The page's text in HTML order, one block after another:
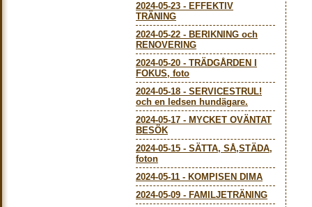
2024-05-23 - EFFEKTIV
TRÄNING
2024-05-22 - BERIKNING och
RENOVERING
2024-05-20 - TRÄDGÅRDEN I
FOKUS, foto
2024-05-18 - SERVICESTRUL!
och en ledsen hundägare.
2024-05-17 - MYCKET OVÄNTAT
BESÖK
2024-05-15 - SÄTTA, SÅ,STÄDA,
foton
2024-05-11 - KOMPISEN DIMA
2024-05-09 - FAMILJETRÄNING